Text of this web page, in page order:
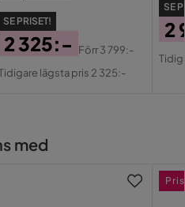
Brun,Svart
Rektangulär
SE PRISET!
2 325:-
Förr3 799:-
lägsta pris 2 325:-
SE
2
med